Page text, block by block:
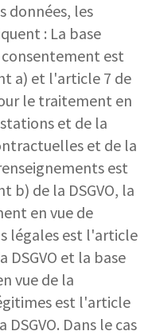
données, les
: La base
est
a) et l'article 7 de
le traitement en
et de la
et de la
est
b) de la DSGVO, la
en vue de
légales est l'article
et la base
vue de la
est l'article
Dans le cas